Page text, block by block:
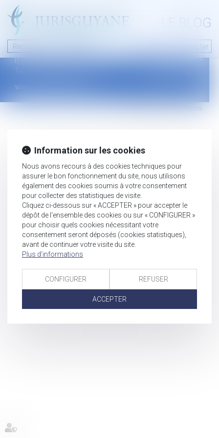
LE BLOG
Nous contacter
46 avenue de la liberté
B.P.315 - 97327 Cayenne Cedex
Tel : +594 594 29 45 35
www.jurisguyane.com
Mentions légales
Information sur les cookies
Nous avons recours à des cookies techniques pour
assurer le bon fonctionnement du site, nous utilisons
également des cookies soumis à votre consentement
pour collecter des statistiques de visite.
Cliquez ci-dessous sur « ACCEPTER » pour accepter le
dépôt de l'ensemble des cookies ou sur « CONFIGURER »
pour choisir quels cookies nécessitant votre
consentement seront déposés (cookies statistiques),
avant de continuer votre visite du site.
Plus d'informations
CONFIGURER REFUSER
ACCEPTER